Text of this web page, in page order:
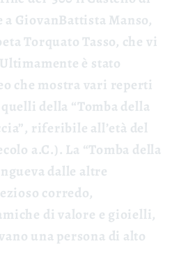
GiovanBattista Manso,
Torquato Tasso, che vi
Ultimamente è stato
che mostra vari reperti
della “Tomba della
riferibile all’età del
a.C.). La “Tomba della
dalle altre
corredo,
di valore e gioielli,
una persona di alto